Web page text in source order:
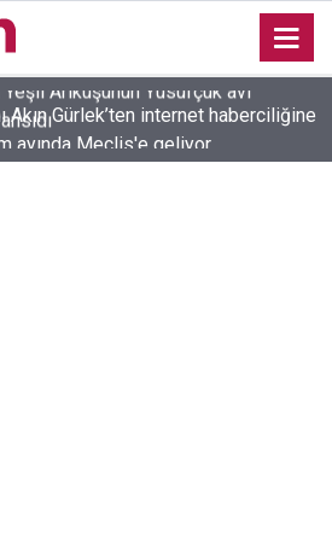
Akın Gürlek’ten internet haberciliğine
Ekim ayında Meclis'e geliyor